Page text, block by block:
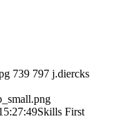
739 797 j.diercks
Skills First